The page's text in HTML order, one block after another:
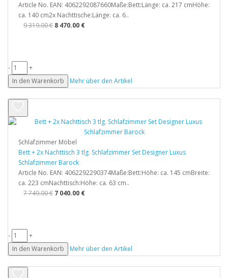
Article No. EAN: 4062292087660Maße:Bett:Länge: ca. 217 cmHöhe:
ca. 140 cm2x Nachttische:Länge: ca. 6..
9 319.00 € 8 470.00 €
-
+
In den Warenkorb
Mehr über den Artikel
Schlafzimmer Möbel
Bett + 2x Nachttisch 3 tlg. Schlafzimmer Set Designer Luxus
Schlafzimmer Barock
Article No. EAN: 4062292290374Maße:Bett:Höhe: ca. 145 cmBreite:
ca. 223 cmNachttisch:Höhe: ca. 63 cm..
7 749.00 € 7 040.00 €
-
+
In den Warenkorb
Mehr über den Artikel